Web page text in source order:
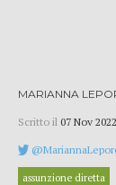
MARIANNA
Scritto il 07 Nov 2022
assunzione diretta